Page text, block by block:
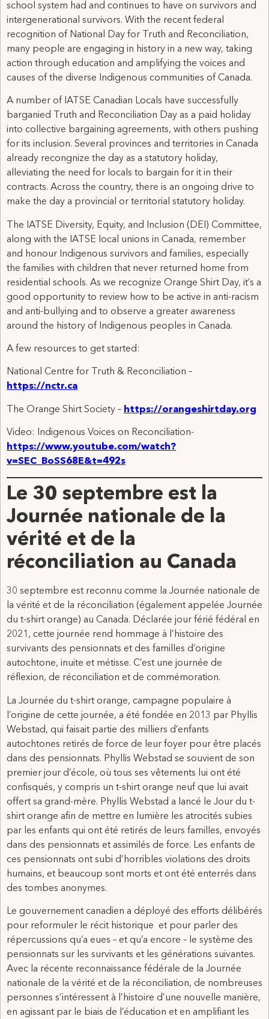
school system had and continues to have on survivors and
intergenerational survivors. With the recent federal
recognition of National Day for Truth and Reconciliation,
many people are engaging in history in a new way, taking
action through education and amplifying the voices and
causes of the diverse Indigenous communities of Canada.
A number of IATSE Canadian Locals have successfully
barganied Truth and Reconciliation Day as a paid holiday
into collective bargaining agreements, with others pushing
for its inclusion. Several provinces and territories in Canada
already recongnize the day as a statutory holiday,
alleviating the need for locals to bargain for it in their
contracts. Across the country, there is an ongoing drive to
make the day a provincial or territorial statutory holiday.
The IATSE Diversity, Equity, and Inclusion (DEI) Committee,
along with the IATSE local unions in Canada, remember
and honour Indigenous survivors and families, especially
the families with children that never returned home from
residential schools. As we recognize Orange Shirt Day, it’s a
good opportunity to review how to be active in anti-racism
and anti-bullying and to observe a greater awareness
around the history of Indigenous peoples in Canada.
A few resources to get started:
National Centre for Truth & Reconciliation –
https://nctr.ca
The Orange Shirt Society – https://orangeshirtday.org
Video: Indigenous Voices on Reconciliation-
https://www.youtube.com/watch?
v=SEC_BoSS68E&t=492s
Le 30 septembre est la
Journée nationale de la
vérité et de la
réconciliation au Canada
30 septembre est reconnu comme la Journée nationale de
la vérité et de la réconciliation (également appelée Journée
du t-shirt orange) au Canada. Déclarée jour férié fédéral en
2021, cette journée rend hommage à l’histoire des
survivants des pensionnats et des familles d’origine
autochtone, inuite et métisse. C’est une journée de
réflexion, de réconciliation et de commémoration.
La Journée du t-shirt orange, campagne populaire à
l’origine de cette journée, a été fondée en 2013 par Phyllis
Webstad, qui faisait partie des milliers d’enfants
autochtones retirés de force de leur foyer pour être placés
dans des pensionnats. Phyllis Webstad se souvient de son
premier jour d’école, où tous ses vêtements lui ont été
confisqués, y compris un t-shirt orange neuf que lui avait
offert sa grand-mère. Phyllis Webstad a lancé le Jour du t-
shirt orange afin de mettre en lumière les atrocités subies
par les enfants qui ont été retirés de leurs familles, envoyés
dans des pensionnats et assimilés de force. Les enfants de
ces pensionnats ont subi d’horribles violations des droits
humains, et beaucoup sont morts et ont été enterrés dans
des tombes anonymes.
Le gouvernement canadien a déployé des efforts délibérés
pour reformuler le récit historique et pour parler des
répercussions qu’a eues – et qu’a encore – le système des
pensionnats sur les survivants et les générations suivantes.
Avec la récente reconnaissance fédérale de la Journée
nationale de la vérité et de la réconciliation, de nombreuses
personnes s’intéressent à l’histoire d’une nouvelle manière,
en agissant par le biais de l’éducation et en amplifiant les